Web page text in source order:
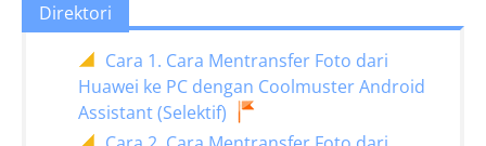
Direktori
Cara 1. Cara Mentransfer Foto dari
Huawei ke PC dengan Coolmuster Android
Assistant (Selektif)